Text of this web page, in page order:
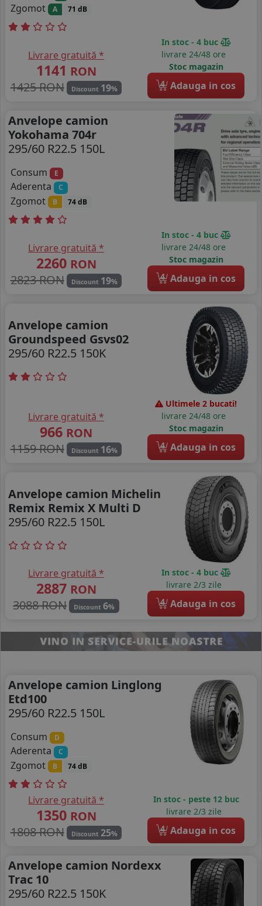
Zgomot A 71 dB
Livrare gratuită *
1141 RON
1425 RON
Discount 19%
In stoc - 4 buc
livrare 24/48 ore
Stoc magazin
4 Adauga in cos
Anvelope camion
Yokohama 704r
295/60 R22.5 150L
Consum E
Aderenta C
Zgomot B 74 dB
Livrare gratuită *
2260 RON
2823 RON
Discount 19%
In stoc - 4 buc
livrare 24/48 ore
Stoc magazin
4 Adauga in cos
Anvelope camion
Groundspeed Gsvs02
295/60 R22.5 150K
Livrare gratuită *
966 RON
1159 RON
Discount 16%
Ultimele 2 bucati!
livrare 24/48 ore
Stoc magazin
4 Adauga in cos
Anvelope camion Michelin
Remix Remix X Multi D
295/60 R22.5 150L
Livrare gratuită *
2887 RON
3088 RON
Discount 6%
In stoc - 4 buc
livrare 2/3 zile
4 Adauga in cos
Anvelope camion Linglong
Etd100
295/60 R22.5 150L
Consum D
Aderenta C
Zgomot B 74 dB
Livrare gratuită *
1350 RON
1808 RON
Discount 25%
In stoc - peste 12 buc
livrare 2/3 zile
4 Adauga in cos
Anvelope camion Nordexx
Trac 10
295/60 R22.5 150K